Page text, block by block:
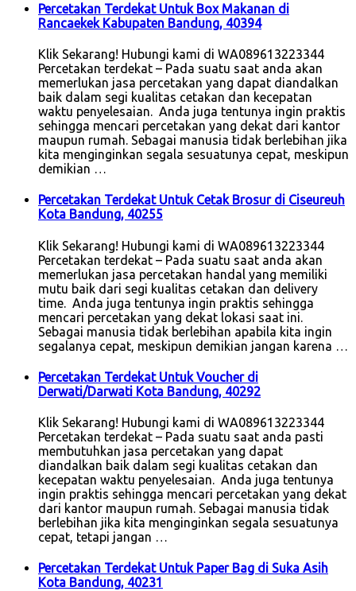
Percetakan Terdekat Untuk Box Makanan di
Rancaekek Kabupaten Bandung, 40394
Klik Sekarang! Hubungi kami di WA089613223344
Percetakan terdekat – Pada suatu saat anda akan
memerlukan jasa percetakan yang dapat diandalkan
baik dalam segi kualitas cetakan dan kecepatan
waktu penyelesaian. Anda juga tentunya ingin praktis
sehingga mencari percetakan yang dekat dari kantor
maupun rumah. Sebagai manusia tidak berlebihan jika
kita menginginkan segala sesuatunya cepat, meskipun
demikian …
Percetakan Terdekat Untuk Cetak Brosur di Ciseureuh
Kota Bandung, 40255
Klik Sekarang! Hubungi kami di WA089613223344
Percetakan terdekat – Pada suatu saat anda akan
memerlukan jasa percetakan handal yang memiliki
mutu baik dari segi kualitas cetakan dan delivery
time. Anda juga tentunya ingin praktis sehingga
mencari percetakan yang dekat lokasi saat ini.
Sebagai manusia tidak berlebihan apabila kita ingin
segalanya cepat, meskipun demikian jangan karena …
Percetakan Terdekat Untuk Voucher di
Derwati/Darwati Kota Bandung, 40292
Klik Sekarang! Hubungi kami di WA089613223344
Percetakan terdekat – Pada suatu saat anda pasti
membutuhkan jasa percetakan yang dapat
diandalkan baik dalam segi kualitas cetakan dan
kecepatan waktu penyelesaian. Anda juga tentunya
ingin praktis sehingga mencari percetakan yang dekat
dari kantor maupun rumah. Sebagai manusia tidak
berlebihan jika kita menginginkan segala sesuatunya
cepat, tetapi jangan …
Percetakan Terdekat Untuk Paper Bag di Suka Asih
Kota Bandung, 40231